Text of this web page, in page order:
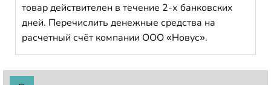
товар действителен в течение 2-х банковских
дней. Перечислить денежные средства на
расчетный счёт компании ООО «Новус».